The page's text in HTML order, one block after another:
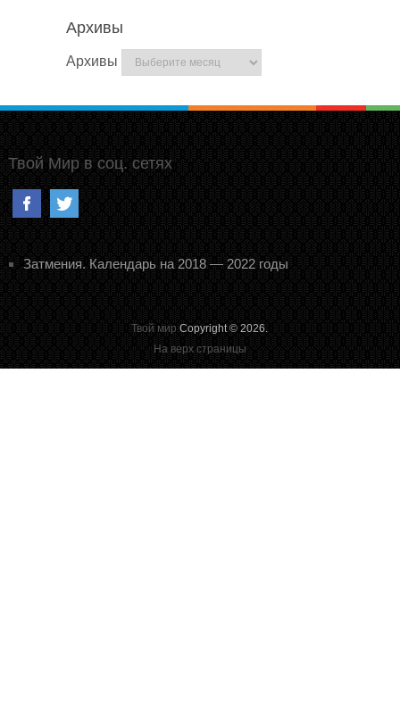
Архивы
Архивы
Твой Мир в соц. сетях
Затмения. Календарь на 2018 — 2022 годы
Твой мир Copyright © 2026.
На верх страницы